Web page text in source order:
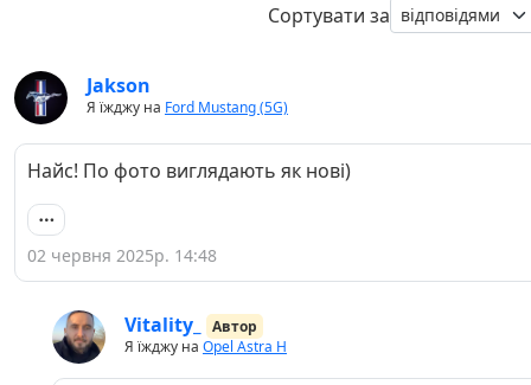
Сортувати за
Jakson
Я їжджу на Ford Mustang (5G)
Найс! По фото виглядають як нові)
02 червня 2025р. 14:48
Vitality_
Автор
Я їжджу на Opel Astra H